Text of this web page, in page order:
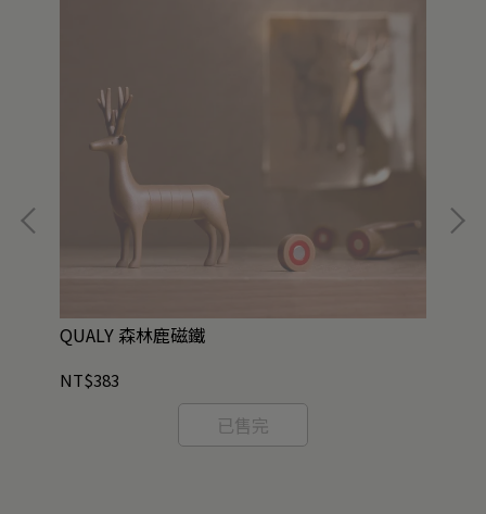
QUALY 森林鹿磁鐵
NT$383
已售完